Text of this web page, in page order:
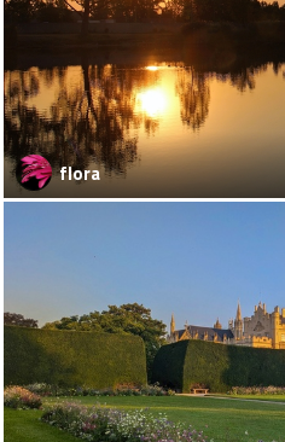
flora